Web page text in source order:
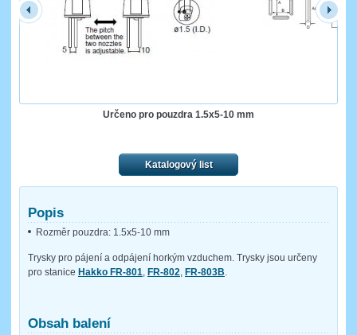
Určeno pro pouzdra 1.5x5-10 mm
Katalogový list
Popis
Rozměr pouzdra: 1.5x5-10 mm
Trysky pro pájení a odpájení horkým vzduchem. Trysky jsou určeny
pro stanice Hakko FR-801 FR-802 FR-803B
Obsah balení